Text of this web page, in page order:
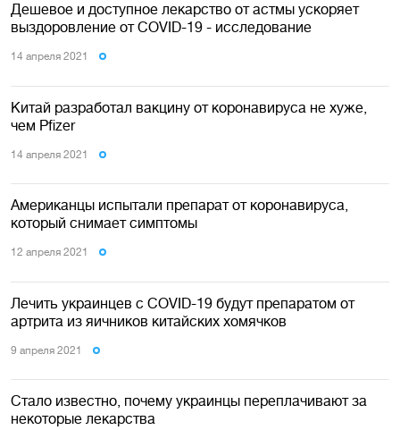
Дешевое и доступное лекарство от астмы ускоряет
выздоровление от COVID-19 - исследование
14 апреля 2021
Китай разработал вакцину от коронавируса не хуже,
чем Pfizer
14 апреля 2021
Американцы испытали препарат от коронавируса,
который снимает симптомы
12 апреля 2021
Лечить украинцев с COVID-19 будут препаратом от
артрита из яичников китайских хомячков
9 апреля 2021
Стало известно, почему украинцы переплачивают за
некоторые лекарства